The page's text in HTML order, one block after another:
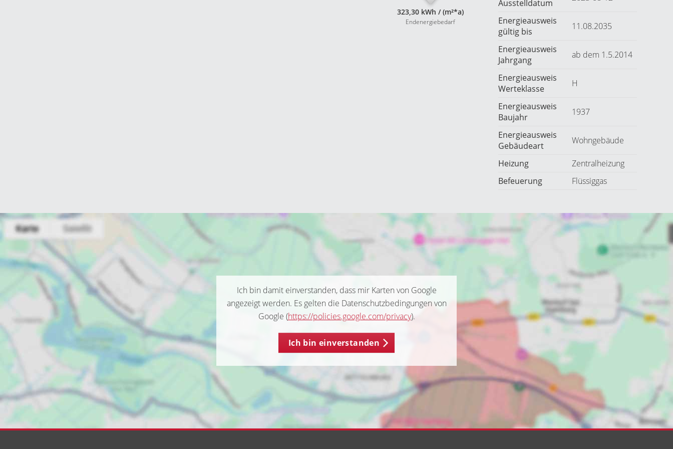
323,30 kWh / (m²*a)
Endenergiebedarf
Ausstelldatum
Energieausweis
gültig bis
11.08.2035
Energieausweis
Jahrgang
ab dem 1.5.2014
Energieausweis
Werteklasse
H
Energieausweis
Baujahr
1937
Energieausweis
Gebäudeart
Wohngebäude
Heizung
Zentralheizung
Befeuerung
Flüssiggas
Ich bin damit einverstanden, dass mir Karten von Google
angezeigt werden. Es gelten die Datenschutzbedingungen von
Google (https://policies.google.com/privacy).
Ich bin einverstanden